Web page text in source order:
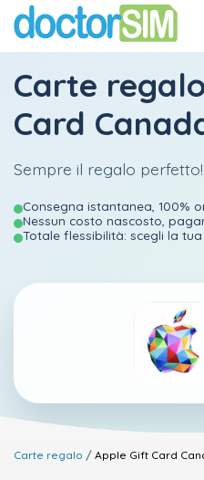
Carte
Card
Sempre il regalo perfetto!
Consegna istantanea, 100%
Nessun costo nascosto,
Totale flessibilità: scegli la
Carte regalo Apple Gift Card